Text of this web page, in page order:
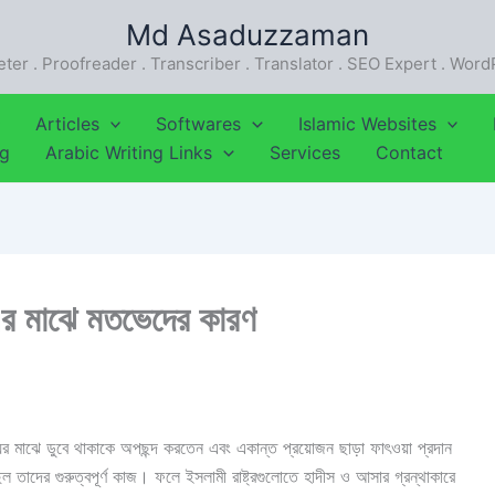
Md Asaduzzaman
. Proofreader . Transcriber . Translator . SEO Expert .
Articles Softwares Islamic Websites
Arabic Writing Links Services Contact
মতভেদের কারণ
মাঝে ডুবে থাকাকে অপছন্দ করতেন এবং একান্ত প্রয়োজন ছাড়া ফাৎওয়া প্রদান
তাদের গুরুত্বপূর্ণ কাজ। ফলে ইসলামী রাষ্ট্রগুলোতে হাদীস ও আসার গ্রন্থাকারে